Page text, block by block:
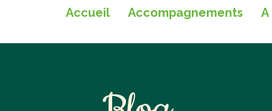
Accueil Accompagnements